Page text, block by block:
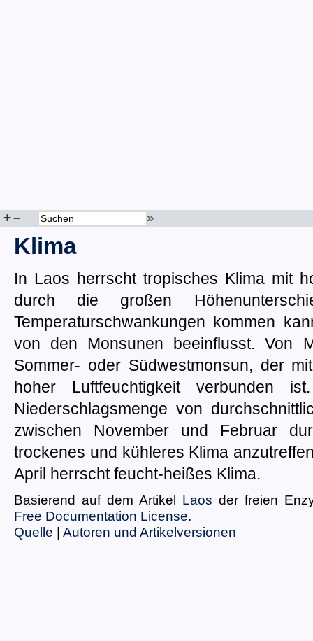
+– »
Klima
In Laos herrscht tropisches Klima mit
durch die großen
Temperaturschwankungen kommen
von den Monsunen beeinflusst. Von
Sommer- oder Südwestmonsun, der
hoher Luftfeuchtigkeit verbunden
Niederschlagsmenge von
zwischen November und Februar
trockenes und kühleres Klima
April herrscht feucht-heißes Klima.
Basierend auf dem Artikel Laos der freien
Free Documentation License.
Quelle | Autoren und Artikelversionen